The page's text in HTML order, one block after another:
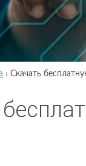
› Скачать